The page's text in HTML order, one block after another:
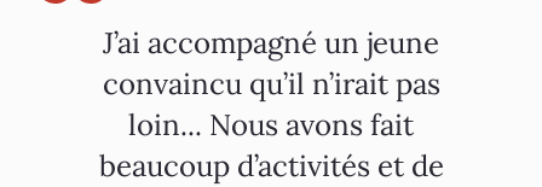
J’ai accompagné un jeune
convaincu qu’il n’irait pas
loin... Nous avons fait
beaucoup d’activités et de